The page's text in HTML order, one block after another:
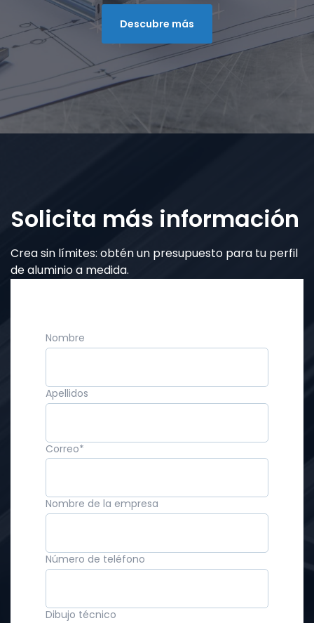
Descubre más
Solicita más información
Crea sin límites: obtén un presupuesto para tu perfil
de aluminio a medida.
Nombre
Apellidos
Correo*
Nombre de la empresa
Número de teléfono
Dibujo técnico